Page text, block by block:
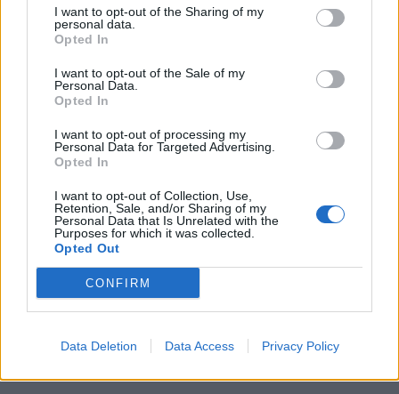
I want to opt-out of the Sharing of my
personal data.
Opted In
I want to opt-out of the Sale of my
Personal Data.
Opted In
I want to opt-out of processing my
Personal Data for Targeted Advertising.
Opted In
I want to opt-out of Collection, Use,
Retention, Sale, and/or Sharing of my
Personal Data that Is Unrelated with the
Purposes for which it was collected.
Opted Out
CONFIRM
Data Deletion Data Access Privacy Policy
αγάπη άργησε μια μέρα"